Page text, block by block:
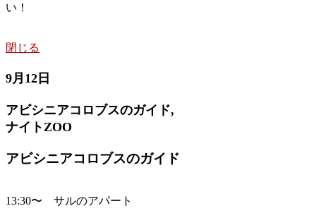
い！
閉じる
9月12日
アビシニアコロブスのガイド,
ナイトZOO
アビシニアコロブスのガイド
13:30〜 サルのアパート